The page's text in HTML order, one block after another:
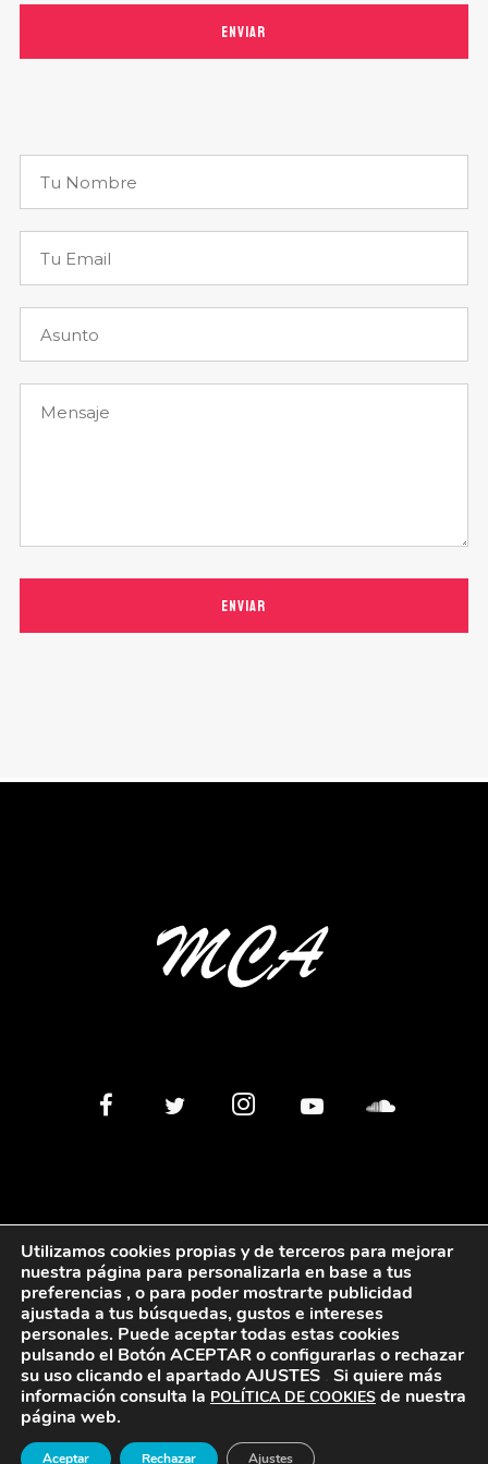
© 2026 Miguel Cardona MCA Política de privacidad
de Cookies
Diseño Web Criar
Utilizamos cookies propias y de terceros para mejorar
nuestra página para personalizarla en base a tus
preferencias , o para poder mostrarte publicidad
ajustada a tus búsquedas, gustos e intereses
personales. Puede aceptar todas estas cookies
pulsando el Botón ACEPTARo configurarlas o rechazar
su uso clicando el apartado AJUSTES Si quiere más
información consulta la POLÍTICA DE COOKIES de nuestra
página web.
Aceptar Rechazar Ajustes